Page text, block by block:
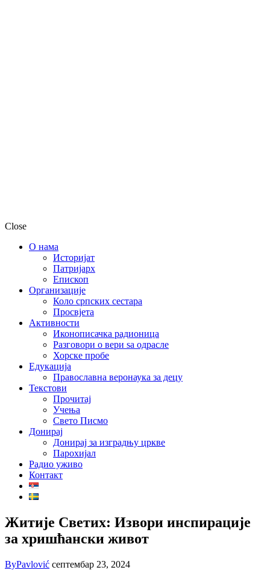
Close
О нама
Историјат
Патријарх
Епископ
Организације
Коло српских сестара
Просвјета
Активности
Иконописачка радионица
Разговори о вери ѕа одрасле
Хорске пробе
Едукација
Православна веронаука за децу
Текстови
Прочитај
Учења
Свето Писмо
Донирај
Донирај за изградњу цркве
Парохијал
Радио уживо
Контакт
Житије Светих: Извори инспирације
за хришћански живот
ByPavlović септембар 23, 2024